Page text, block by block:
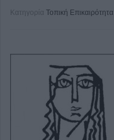
Κατηγορία Τοπική Επικαιρότητα